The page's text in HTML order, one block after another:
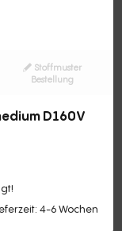
Stoffmuster
Bestellung
D160V
4-6 Wochen